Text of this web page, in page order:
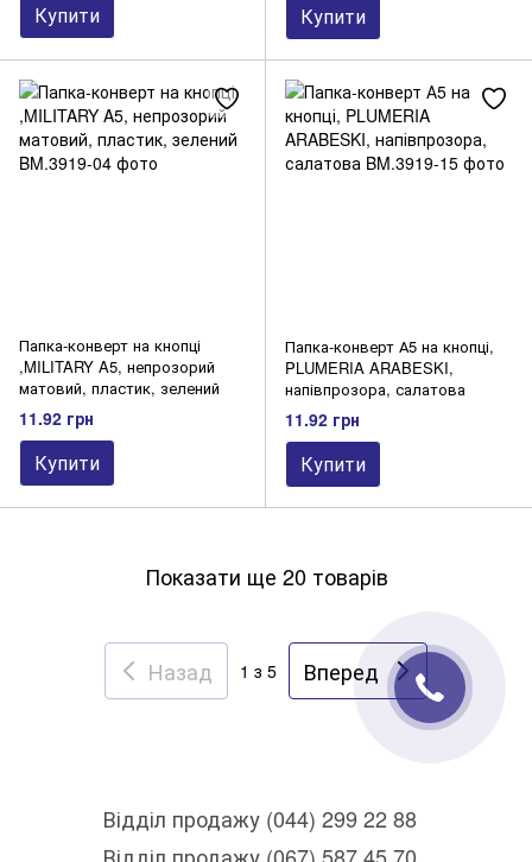
Купити Купити
Папка-конверт на кнопці
,MILITARY A5, непрозорий
матовий, пластик, зелений
11.92 грн
Купити
Папка-конверт А5 на кнопці,
PLUMERIA ARABESKI,
напівпрозора, салатова
11.92 грн
Купити
Показати ще 20 товарів
Назад 1 з 5 Вперед
Відділ продажу (044) 299 22 88